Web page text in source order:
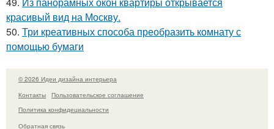
красивый вид на Москву.
50. Три креативных способа преобразить комнату с
помощью бумаги
© 2026 Идеи дизайна интерьера
Контакты
Пользовательское соглашение
Политика конфидециальности
Обратная связь